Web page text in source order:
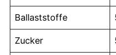
Ballaststoffe
Zucker